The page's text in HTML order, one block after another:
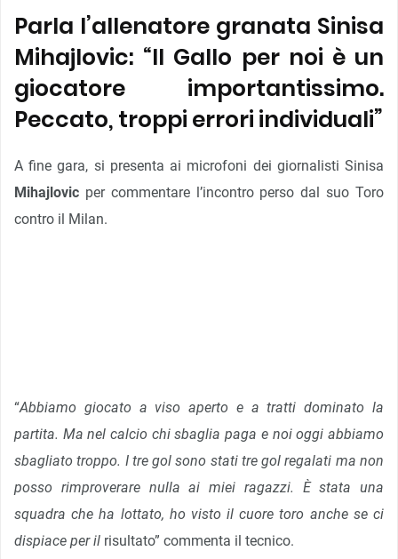
Parla l’allenatore granata Sinisa
Mihajlovic: “Il Gallo per noi è un
giocatore importantissimo.
Peccato, troppi errori individuali”
A fine gara, si presenta ai microfoni dei giornalisti Sinisa
Mihajlovic per commentare l’incontro perso dal suo Toro
contro il Milan.
“Abbiamo giocato a viso aperto e a tratti dominato la
partita. Ma nel calcio chi sbaglia paga e noi oggi abbiamo
sbagliato troppo. I tre gol sono stati tre gol regalati ma non
posso rimproverare nulla ai miei ragazzi. È stata una
squadra che ha lottato, ho visto il cuore toro anche se ci
dispiace per il risultato” commenta il tecnico.